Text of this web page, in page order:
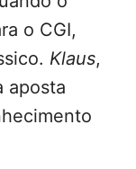
o CGI,
Klaus,
aposta